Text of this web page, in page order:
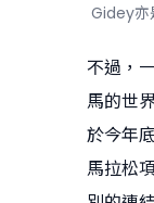
Gidey亦
不過，
馬的世
於今年
馬拉松